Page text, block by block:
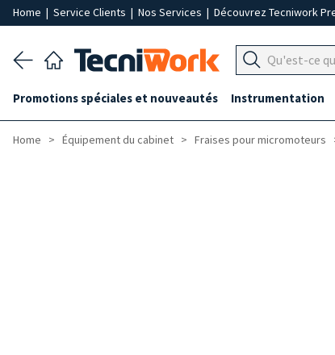
Home | Service Clients | Nos Services | Découvrez Tecniwork
Promotions spéciales et nouveautés Instrumentation
Home Équipement du cabinet Fraises pour micromoteurs